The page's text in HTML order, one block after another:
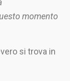
momento
si trova in